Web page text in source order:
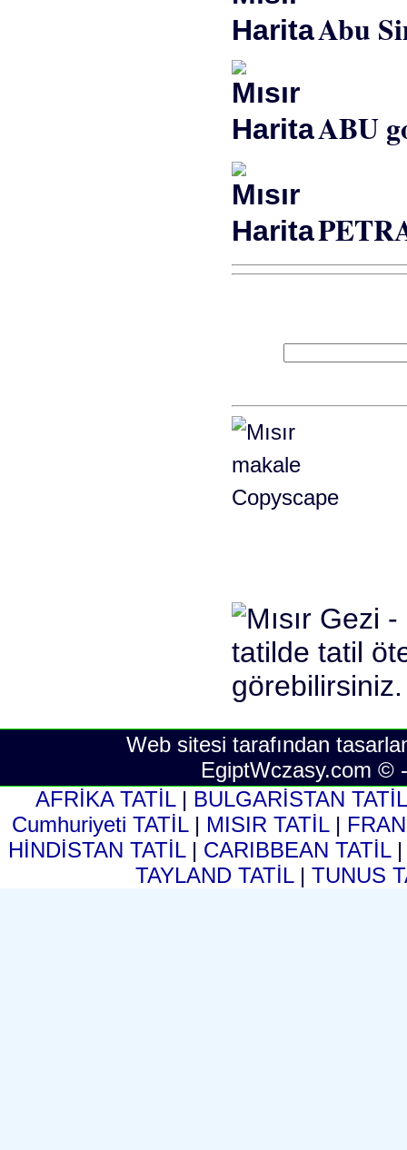
Abu
ABU
Web sitesi tarafından
EgiptWczasy.com ©
AFRİKA TATİL | BULGARİSTAN
Cumhuriyeti TATİL | MISIR TATİL |
HİNDİSTAN TATİL | CARIBBEAN TATİL
TAYLAND TATİL |TUNUS